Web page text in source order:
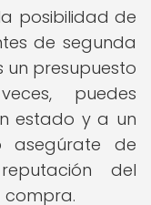
posibilidad de
de segunda
un presupuesto
puedes
estado y a un
asegúrate de
del
compra.